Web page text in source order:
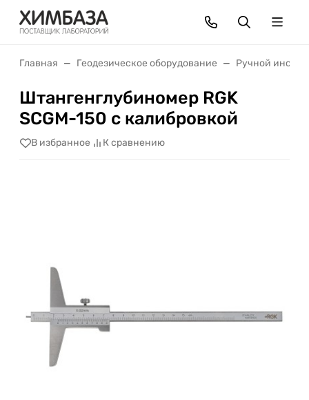
Главная Геодезическое оборудование Ручной
Штангенглубиномер RGK
SCGM-150 с калибровкой
В избранное К сравнению